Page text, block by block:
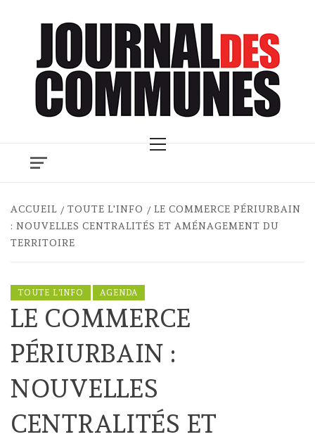
Menu
ACCUEIL TOUTE L'INFO
LE COMMERCE PÉRIURBAIN
: NOUVELLES CENTRALITÉS ET AMÉNAGEMENT DU
TERRITOIRE
TOUTE L'INFO AGENDA
LE COMMERCE
PÉRIURBAIN :
NOUVELLES
CENTRALITÉS ET